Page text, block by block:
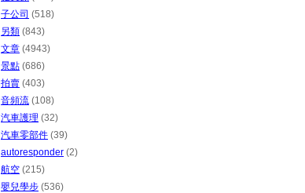
子公司 (518)
另類 (843)
文章 (4943)
景點 (686)
拍賣 (403)
音頻流 (108)
汽車護理 (32)
汽車零部件 (39)
autoresponder (2)
航空 (215)
嬰兒學步 (536)